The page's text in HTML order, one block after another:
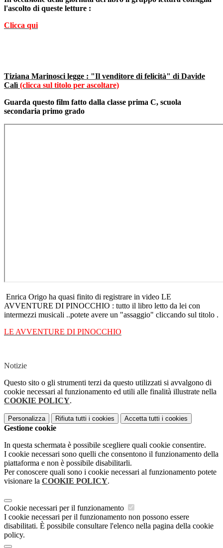
l'ascolto di queste letture :
Clicca qui
Tiziana Marinosci legge : "Il venditore di felicità" di Davide
Calì (clicca sul titolo per ascoltare)
Guarda questo film fatto dalla classe prima C, scuola
secondaria primo grado
Enrica Origo ha quasi finito di registrare in video LE
AVVENTURE DI PINOCCHIO : tutto il libro letto da lei con
intermezzi musicali ..potete avere un "assaggio" cliccando sul titolo .
LE AVVENTURE DI PINOCCHIO
Notizie
Questo sito o gli strumenti terzi da questo utilizzati si avvalgono di
cookie necessari al funzionamento ed utili alle finalità illustrate nella
COOKIE POLICY.
Personalizza Rifiuta tutti i cookies Accetta tutti i cookies
Gestione cookie
In questa schermata è possibile scegliere quali cookie consentire.
I cookie necessari sono quelli che consentono il funzionamento della
piattaforma e non è possibile disabilitarli.
Per conoscere quali sono i cookie necessari al funzionamento potete
visionare la COOKIE POLICY.
Cookie necessari per il funzionamento
I cookie necessari per il funzionamento non possono essere
disabilitati. È possibile consultare l'elenco nella pagina della cookie
policy.